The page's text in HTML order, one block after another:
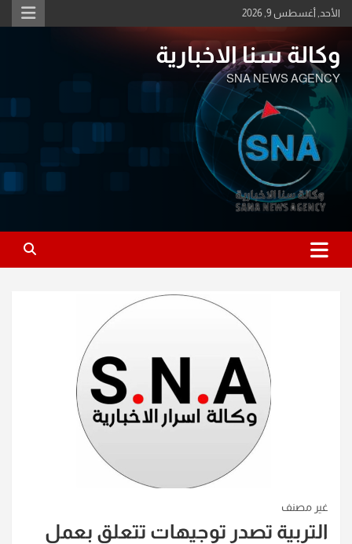
Skip
to
الأحد, أغسطس 9, 2026
وكالة سنا الاخبارية
SNA NEWS AGENCY
غير مصنف
التربية تصدر توجيهات تتعلق بعمل